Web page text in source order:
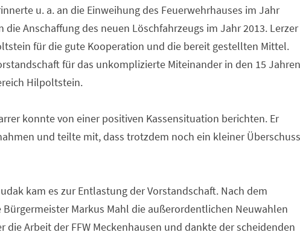
u. a. an die Einweihung des Feuerwehrhauses im Jahr
Anschaffung des neuen Löschfahrzeugs im Jahr 2013. Lerzer
für die gute Kooperation und die bereit gestellten Mittel.
für das unkomplizierte Miteinander in den 15
Hilpoltstein.
konnte von einer positiven Kassensituation berichten. Er
und teilte mit, dass trotzdem noch ein kleiner
kam es zur Entlastung der Vorstandschaft. Nach dem
Markus Mahl die außerordentlichen Neuwahlen
Arbeit der FFW Meckenhausen und dankte der scheidenden